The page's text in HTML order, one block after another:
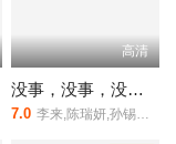
高清
没事，没事，没事！
7.0 李来,陈瑞妍,孙锡久,郑受彬,李正河